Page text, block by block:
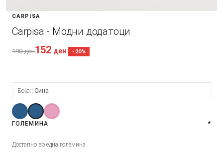
CARPISA
Carpisa - Модни додатоци
190ден152 ден -20%
Боја: Сина
ГОЛЕМИНА *
Достапно во една големина